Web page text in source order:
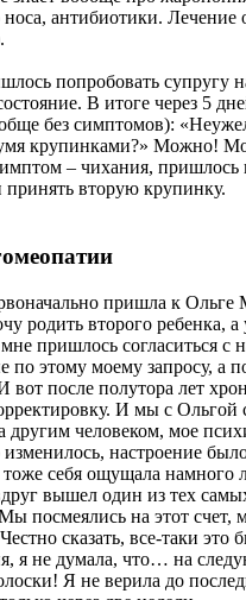
антибиотики. Лечение
попробовать супругу
В итоге через 5
без симптомов):
крупинками?» Можно!
– чихания, пришлось
принять вторую крупинку.
пришла к Ольге
родить второго ребенка,
пришлось согласиться с
по этому моему запросу, а
после полутора лет
И мы с Ольгой
другим человеком, мое
изменилось, настроение
себя ощущала намного
вышел один из тех
посмеялись на этот счет,
сказать, все-таки
я не думала, что… на
Я не верила до